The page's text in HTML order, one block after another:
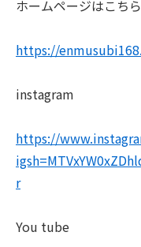
ホームページはこちら
https://
instagram
https://
r
You tube